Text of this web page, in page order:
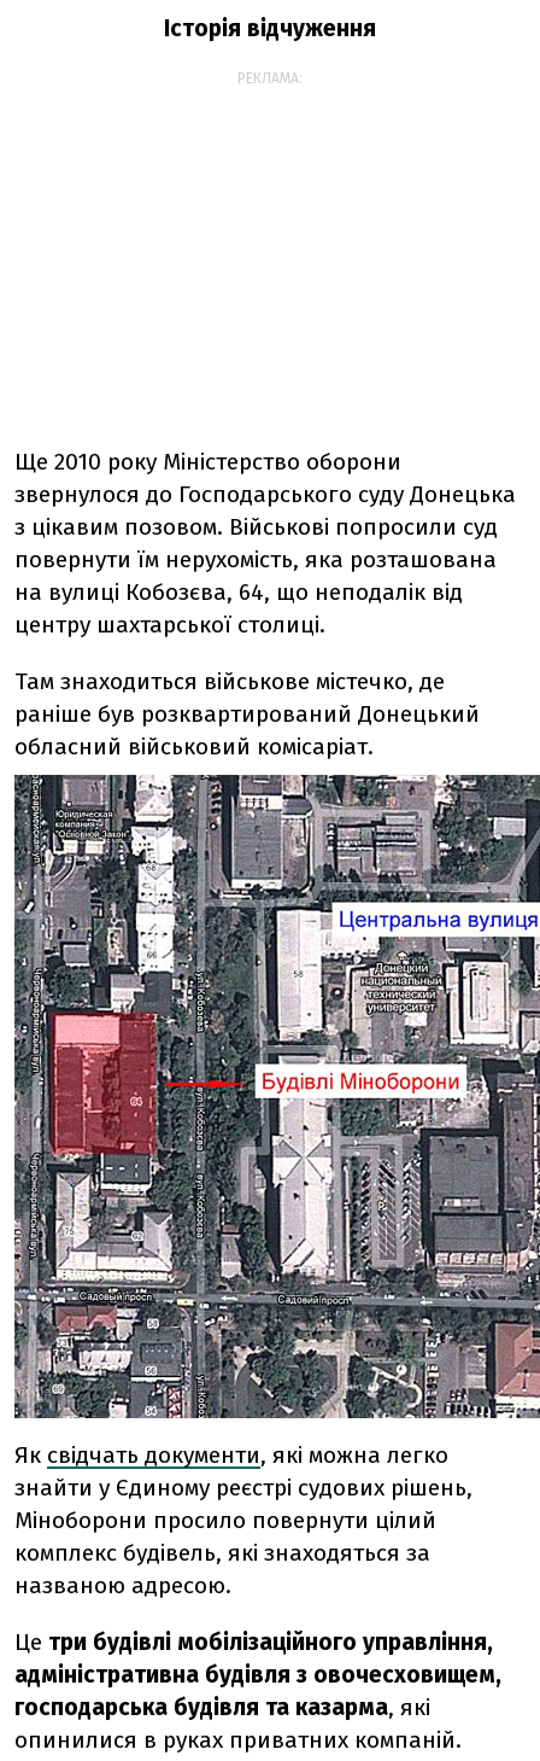
Історія відчуження
РЕКЛАМА:
Ще 2010 року Міністерство оборони
звернулося до Господарського суду Донецька
з цікавим позовом. Військові попросили суд
повернути їм нерухомість, яка розташована
на вулиці Кобозєва, 64, що неподалік від
центру шахтарської столиці.
Там знаходиться військове містечко, де
раніше був розквартирований Донецький
обласний військовий комісаріат.
Як свідчать документи, які можна легко
знайти у Єдиному реєстрі судових рішень,
Міноборони просило повернути цілий
комплекс будівель, які знаходяться за
названою адресою.
Це три будівлі мобілізаційного управління,
адміністративна будівля з овочесховищем,
господарська будівля та казарма, які
опинилися в руках приватних компаній.